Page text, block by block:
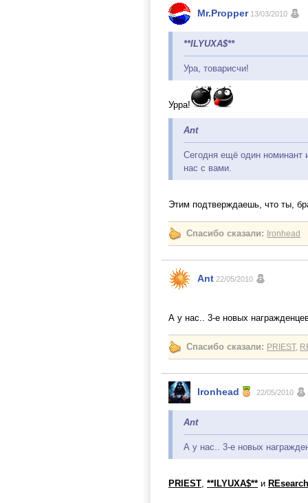
Mr.Propper 13/03/2010
**ILYUXA$**
Ура, товарисчи!
Урра!
Ant
Сегодня ещё один номинант
нас с вами.
Этим подтверждаешь, что ты,
Спасибо сказали: Ironhead
Ant 22/05/2010
А у нас.. 3-е новых
Спасибо сказали: PRIEST,
Ironhead 22/05/2010
Ant
А у нас.. 3-е новых
PRIEST, **ILYUXA$** и REsearch